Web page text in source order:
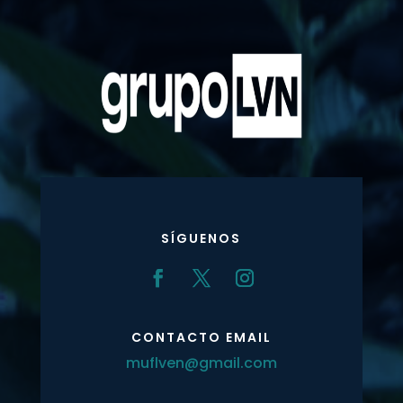
SÍGUENOS
CONTACTO EMAIL
muflven@gmail.com